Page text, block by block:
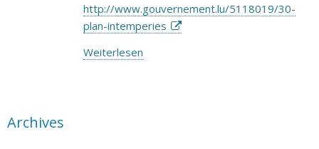
http://www.gouvernement.lu/5118019/30-
plan-intemperies
Weiterlesen
Archives